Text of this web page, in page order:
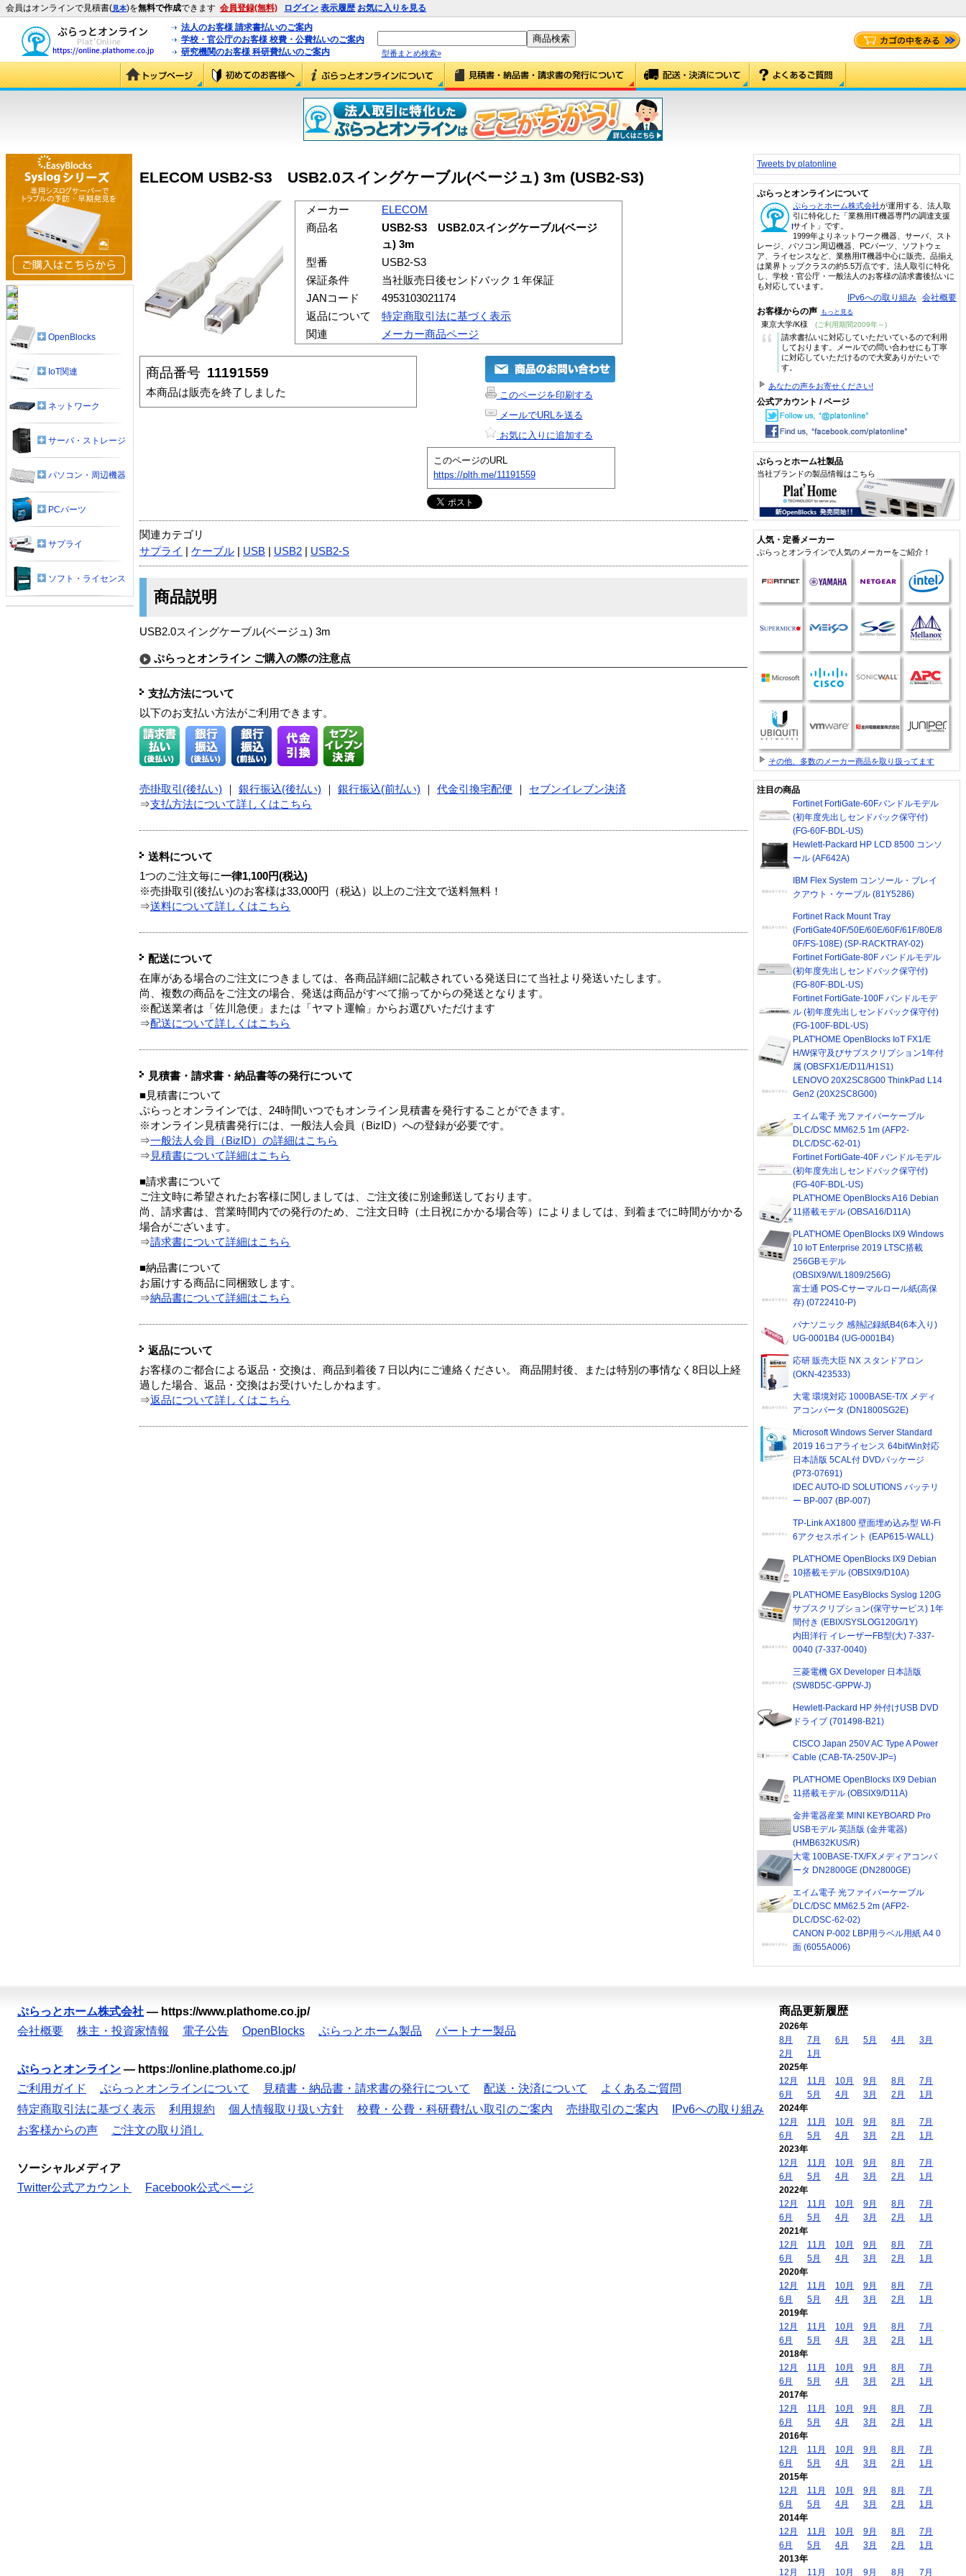
会員はオンラインで見積書(見本)を無料で作成できます 会員登録(無料) ログイン 表示履歴 お気に入りを見る
法人のお客様 請求書払いのご案内
学校・官公庁のお客様 校費・公費払いのご案内
研究機関のお客様 科研費払いのご案内
型番まとめ検索»
ELECOM USB2-S3 USB2.0スイングケーブル(ベージュ) 3m (USB2-S3)
メーカー
ELECOM
商品名
USB2-S3 USB2.0スイングケーブル(ベージ
ュ) 3m
型番
USB2-S3
保証条件
当社販売日後センドバック１年保証
JANコード
4953103021174
返品について
特定商取引法に基づく表示
関連
メーカー商品ページ
商品番号 11191559
本商品は販売を終了しました
このページを印刷する
メールでURLを送る
お気に入りに追加する
このページのURL
https://plth.me/11191559
関連カテゴリ
サプライ
ケーブル USB USB2 USB2-S
商品説明
USB2.0スイングケーブル(ベージュ) 3m
ぷらっとオンライン ご購入の際の注意点
支払方法について
以下のお支払い方法がご利用できます。
売掛取引(後払い) 銀行振込(後払い) 銀行振込(前払い) 代金引換宅配便
セブンイレブン決済
⇒支払方法について詳しくはこちら
送料について
1つのご注文毎に一律1,100円(税込)
※売掛取引(後払い)のお客様は33,000円（税込）以上のご注文で送料無料！
⇒送料について詳しくはこちら
配送について
在庫がある場合のご注文につきましては、各商品詳細に記載されている発送日にて当社より発送いたします。
尚、複数の商品をご注文の場合、発送は商品がすべて揃ってからの発送となります。
※配送業者は「佐川急便」または「ヤマト運輸」からお選びいただけます
⇒配送について詳しくはこちら
見積書・請求書・納品書等の発行について
■見積書について
ぷらっとオンラインでは、24時間いつでもオンライン見積書を発行することができます。
※オンライン見積書発行には、一般法人会員（BizID）への登録が必要です。
⇒一般法人会員（BizID）の詳細はこちら
⇒ 見積書について詳細はこちら
■請求書について
ご注文時に希望されたお客様に関しましては、ご注文後に別途郵送しております。
尚、請求書は、営業時間内での発行のため、ご注文日時（土日祝にかかる場合等）によりましては、到着までに時間がかかる
場合がございます。
⇒請求書について詳細はこちら
■納品書について
お届けする商品に同梱致します。
⇒納品書について詳細はこちら
返品について
お客様のご都合による返品・交換は、商品到着後７日以内にご連絡ください。 商品開封後、または特別の事情なく8日以上経
過した場合、返品・交換はお受けいたしかねます。
⇒返品について詳しくはこちら
OpenBlocks
IoT関連
ネットワーク
サーバ・ストレージ
パソコン・周辺機器
PCパーツ
サプライ
ソフト・ライセンス
Tweets by platonline
ぷらっとオンラインについて
ぷらっとホーム株式会社が運用する、法人取
引に特化した「業務用IT機器専門の調達支援
サイト」です。
1999年よりネットワーク機器、サーバ、スト
レージ、パソコン周辺機器、PCパーツ、ソフトウェ
ア、ライセンスなど、業務用IT機器中心に販売。品揃え
は業界トップクラスの約5.5万点です。法人取引に特化
し、学校・官公庁・一般法人のお客様の請求書後払いに
も対応しています。
IPv6への取り組み 会社概要
お客様からの声 もっと見る
東京大学/K様 (ご利用期間2009年～)
“
請求書払いに対応していただいているので利用
しております。メールでの問い合わせにも丁寧
に対応していただけるので大変ありがたいで
す。
あなたの声をお寄せください!
公式アカウント / ページ
ぷらっとホーム社製品
当社ブランドの製品情報はこちら
人気・定番メーカー
ぷらっとオンラインで人気のメーカーをご紹介！
その他、多数のメーカー商品を取り扱ってます
注目の商品
Fortinet FortiGate-60Fバンドルモデル
(初年度先出しセンドバック保守付)
(FG-60F-BDL-US)
Hewlett-Packard HP LCD 8500 コンソ
ール (AF642A)
IBM Flex System コンソール・ブレイ
クアウト・ケーブル (81Y5286)
Fortinet Rack Mount Tray
(FortiGate40F/50E/60E/60F/61F/80E/8
0F/FS-108E) (SP-RACKTRAY-02)
Fortinet FortiGate-80F バンドルモデル
(初年度先出しセンドバック保守付)
(FG-80F-BDL-US)
Fortinet FortiGate-100F バンドルモデ
ル (初年度先出しセンドバック保守付)
(FG-100F-BDL-US)
PLAT'HOME OpenBlocks IoT FX1/E
H/W保守及びサブスクリプション1年付
属 (OBSFX1/E/D11/H1S1)
LENOVO 20X2SC8G00 ThinkPad L14
Gen2 (20X2SC8G00)
エイム電子 光ファイバーケーブル
DLC/DSC MM62.5 1m (AFP2-
DLC/DSC-62-01)
Fortinet FortiGate-40F バンドルモデル
(初年度先出しセンドバック保守付)
(FG-40F-BDL-US)
PLAT'HOME OpenBlocks A16 Debian
11搭載モデル (OBSA16/D11A)
PLAT'HOME OpenBlocks IX9 Windows
10 IoT Enterprise 2019 LTSC搭載
256GBモデル
(OBSIX9/W/L1809/256G)
富士通 POS-Cサーマルロール紙(高保
存) (0722410-P)
パナソニック 感熱記録紙B4(6本入り)
UG-0001B4 (UG-0001B4)
応研 販売大臣 NX スタンドアロン
(OKN-423533)
大電 環境対応 1000BASE-T/X メディ
アコンバータ (DN1800SG2E)
Microsoft Windows Server Standard
2019 16コアライセンス 64bitWin対応
日本語版 5CAL付 DVDパッケージ
(P73-07691)
IDEC AUTO-ID SOLUTIONS バッテリ
ー BP-007 (BP-007)
TP-Link AX1800 壁面埋め込み型 Wi-Fi
6アクセスポイント (EAP615-WALL)
PLAT'HOME OpenBlocks IX9 Debian
10搭載モデル (OBSIX9/D10A)
PLAT'HOME EasyBlocks Syslog 120G
サブスクリプション(保守サービス) 1年
間付き (EBIX/SYSLOG120G/1Y)
内田洋行 イレーザーFB型(大) 7-337-
0040 (7-337-0040)
三菱電機 GX Developer 日本語版
(SW8D5C-GPPW-J)
Hewlett-Packard HP 外付けUSB DVD
ドライブ (701498-B21)
CISCO Japan 250V AC Type A Power
Cable (CAB-TA-250V-JP=)
PLAT'HOME OpenBlocks IX9 Debian
11搭載モデル (OBSIX9/D11A)
金井電器産業 MINI KEYBOARD Pro
USBモデル 英語版 (金井電器)
(HMB632KUS/R)
大電 100BASE-TX/FXメディアコンバ
ータ DN2800GE (DN2800GE)
エイム電子 光ファイバーケーブル
DLC/DSC MM62.5 2m (AFP2-
DLC/DSC-62-02)
CANON P-002 LBP用ラベル用紙 A4 0
面 (6055A006)
ぷらっとホーム株式会社 — https://www.plathome.co.jp/
会社概要
株主・投資家情報 電子公告 OpenBlocks ぷらっとホーム製品 パートナー製品
ぷらっとオンライン — https://online.plathome.co.jp/
ご利用ガイド
ぷらっとオンラインについて 見積書・納品書・請求書の発行について 配送・決済について
よくあるご質問
特定商取引法に基づく表示
利用規約 個人情報取り扱い方針 校費・公費・科研費払い取引のご案内 売掛取引のご案内
IPv6への取り組み
お客様からの声
ご注文の取り消し
ソーシャルメディア
Twitter公式アカウント
Facebook公式ページ
商品更新履歴
2026年
8月
7月 6月 5月 4月
3月
2月
1月
2025年
12月
11月 10月 9月 8月
7月
6月
5月 4月 3月 2月
1月
2024年
12月
11月 10月 9月 8月
7月
6月
5月 4月 3月 2月
1月
2023年
12月
11月 10月 9月 8月
7月
6月
5月 4月 3月 2月
1月
2022年
12月
11月 10月 9月 8月
7月
6月
5月 4月 3月 2月
1月
2021年
12月
11月 10月 9月 8月
7月
6月
5月 4月 3月 2月
1月
2020年
12月
11月 10月 9月 8月
7月
6月
5月 4月 3月 2月
1月
2019年
12月
11月 10月 9月 8月
7月
6月
5月 4月 3月 2月
1月
2018年
12月
11月 10月 9月 8月
7月
6月
5月 4月 3月 2月
1月
2017年
12月
11月 10月 9月 8月
7月
6月
5月 4月 3月 2月
1月
2016年
12月
11月 10月 9月 8月
7月
6月
5月 4月 3月 2月
1月
2015年
12月
11月 10月 9月 8月
7月
6月
5月 4月 3月 2月
1月
2014年
12月
11月 10月 9月 8月
7月
6月
5月 4月 3月 2月
1月
2013年
12月
11月 10月 9月 8月 7月